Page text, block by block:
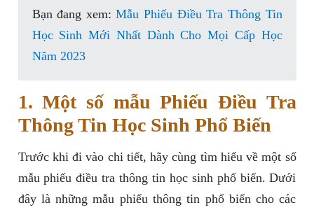
Bạn đang xem:Mẫu Phiếu Điều Tra Thông Tin
Học Sinh Mới Nhất Dành Cho Mọi Cấp Học
Năm 2023
1. Một số mẫu Phiếu Điều Tra
Thông Tin Học Sinh Phổ Biến
Trước khi đi vào chi tiết, hãy cùng tìm hiểu về một số
mẫu phiếu điều tra thông tin học sinh phổ biến. Dưới
đây là những mẫu phiếu thông tin phổ biến cho các